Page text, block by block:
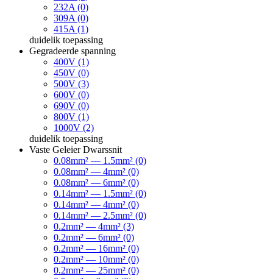
232A (0)
309A (0)
415A (1)
duidelik toepassing
Gegradeerde spanning
400V (1)
450V (0)
500V (3)
600V (0)
690V (0)
800V (1)
1000V (2)
duidelik toepassing
Vaste Geleier Dwarssnit
0.08mm² — 1.5mm² (0)
0.08mm² — 4mm² (0)
0.08mm² — 6mm² (0)
0.14mm² — 1.5mm² (0)
0.14mm² — 4mm² (0)
0.14mm² — 2.5mm² (0)
0.2mm² — 4mm² (3)
0.2mm² — 6mm² (0)
0.2mm² — 16mm² (0)
0.2mm² — 10mm² (0)
0.2mm² — 25mm² (0)